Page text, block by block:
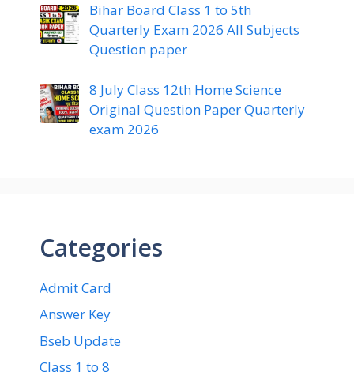
Bihar Board Class 1 to 5th
Quarterly Exam 2026 All Subjects
Question paper
8 July Class 12th Home Science
Original Question Paper Quarterly
exam 2026
Categories
Admit Card
Answer Key
Bseb Update
Class 1 to 8